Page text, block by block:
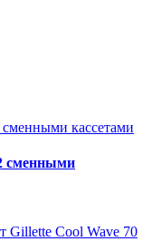
сменными